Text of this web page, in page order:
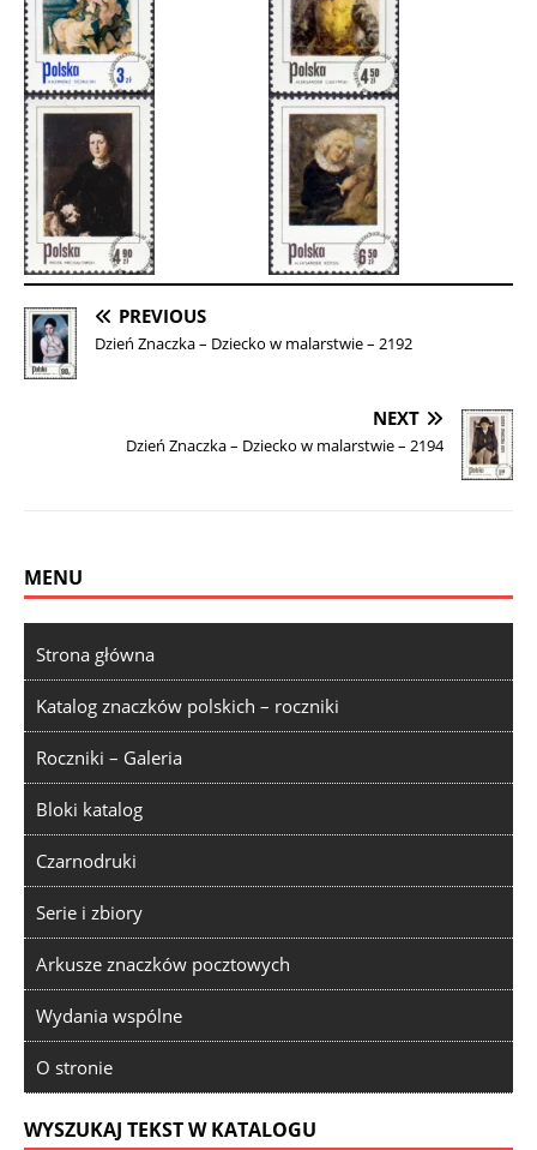
PREVIOUS
Dzień Znaczka – Dziecko w malarstwie – 2192
NEXT
Dzień Znaczka – Dziecko w malarstwie – 2194
MENU
Strona główna
Katalog znaczków polskich – roczniki
Roczniki – Galeria
Bloki katalog
Czarnodruki
Serie i zbiory
Arkusze znaczków pocztowych
Wydania wspólne
O stronie
WYSZUKAJ TEKST W KATALOGU